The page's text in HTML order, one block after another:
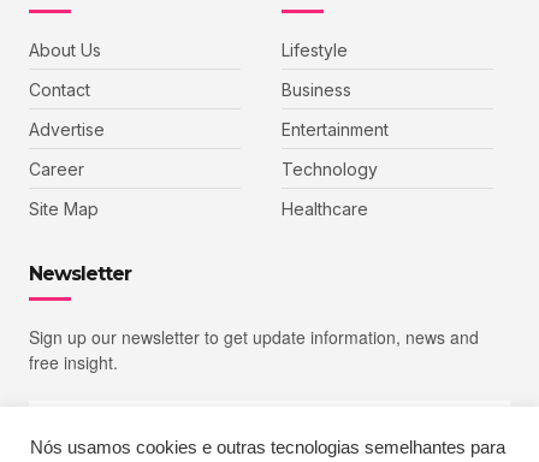
About Us
Contact
Advertise
Career
Site Map
Lifestyle
Business
Entertainment
Technology
Healthcare
Newsletter
Sign up our newsletter to get update information, news and
free insight.
Nós usamos cookies e outras tecnologias semelhantes para